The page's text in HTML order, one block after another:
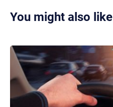
You might also like